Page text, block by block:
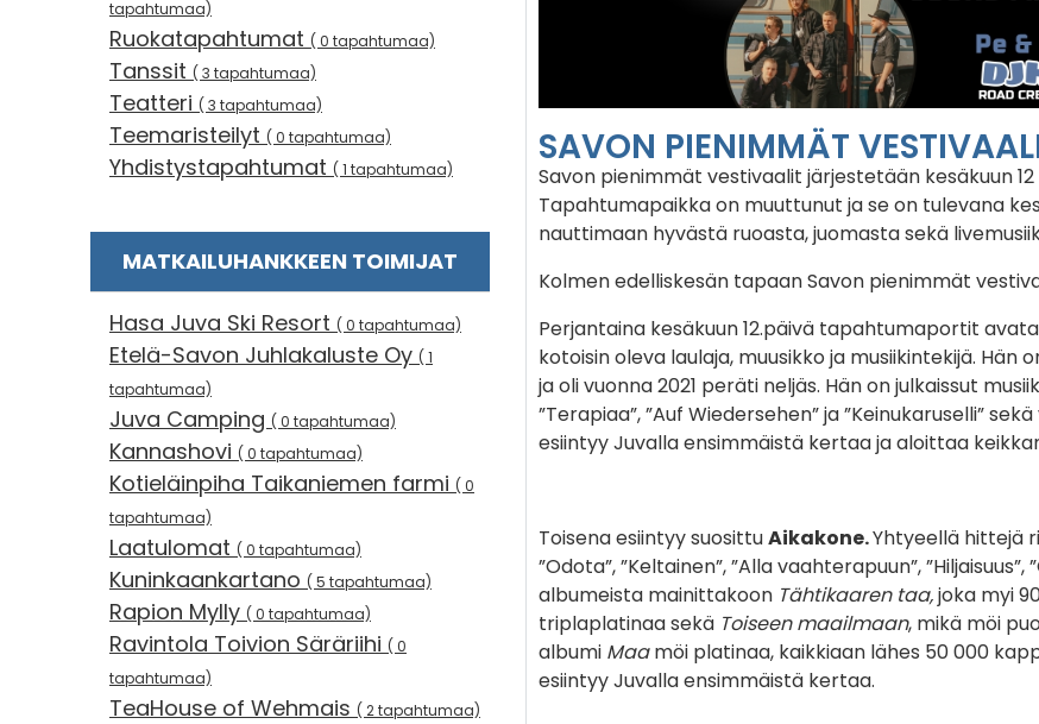
tapahtumaa)
Ruokatapahtumat ( 0 tapahtumaa)
Tanssit ( 3 tapahtumaa)
Teatteri ( 3 tapahtumaa)
Teemaristeilyt ( 0 tapahtumaa)
Yhdistystapahtumat ( 1 tapahtumaa)
MATKAILUHANKKEEN TOIMIJAT
Hasa Juva Ski Resort ( 0 tapahtumaa)
Etelä-Savon Juhlakaluste Oy ( 1
tapahtumaa)
Juva Camping ( 0 tapahtumaa)
Kannashovi ( 0 tapahtumaa)
Kotieläinpiha Taikaniemen farmi ( 0
tapahtumaa)
Laatulomat ( 0 tapahtumaa)
Kuninkaankartano ( 5 tapahtumaa)
Rapion Mylly ( 0 tapahtumaa)
Ravintola Toivion Säräriihi ( 0
tapahtumaa)
TeaHouse of Wehmais ( 2 tapahtumaa)
SAVON PIENIMMÄT
Savon pienimmät vestivaalit järjestetään kesäkuun
Tapahtumapaikka on muuttunut ja se on tulevana
nauttimaan hyvästä ruoasta, juomasta sekä
Kolmen edelliskesän tapaan Savon pienimmät
Perjantaina kesäkuun 12.päivä tapahtumaportit
kotoisin oleva laulaja, muusikko ja musiikintekijä.
ja oli vuonna 2021 peräti neljäs. Hän on julkaissut
”Terapiaa”, ”Auf Wiedersehen” ja ”Keinukaruselli”
esiintyy Juvalla ensimmäistä kertaa ja aloittaa
Toisena esiintyy suosittuAikakone.Yhtyeellä hittejä
”Odota”, ”Keltainen”, ”Alla vaahterapuun”,
albumeista mainittakoon Tähtikaaren taa,joka myi
triplaplatinaa sekä Toiseen maailmaan, mikä möi
albumi Maamöi platinaa, kaikkiaan lähes 50 000
esiintyy Juvalla ensimmäistä kertaa.